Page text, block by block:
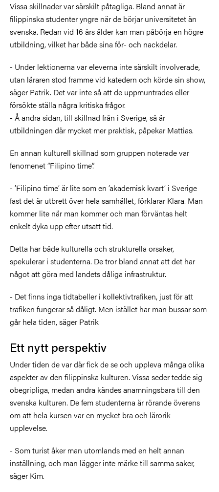
Vissa skillnader var särskilt påtagliga. Bland annat är
filippinska studenter yngre när de börjar universitetet än
svenska. Redan vid 16 års ålder kan man påbörja en högre
utbildning, vilket har både sina för- och nackdelar.
- Under lektionerna var eleverna inte särskilt involverade,
utan läraren stod framme vid katedern och körde sin show,
säger Patrik. Det var inte så att de uppmuntrades eller
försökte ställa några kritiska frågor.
- Å andra sidan, till skillnad från i Sverige, så är
utbildningen där mycket mer praktisk, påpekar Mattias.
En annan kulturell skillnad som gruppen noterade var
fenomenet ”Filipino time”.
- ’Filipino time’ är lite som en ’akademisk kvart’ i Sverige
fast det är utbrett över hela samhället, förklarar Klara. Man
kommer lite när man kommer och man förväntas helt
enkelt dyka upp efter utsatt tid.
Detta har både kulturella och strukturella orsaker,
spekulerar i studenterna. De tror bland annat att det har
något att göra med landets dåliga infrastruktur.
- Det finns inga tidtabeller i kollektivtrafiken, just för att
trafiken fungerar så dåligt. Men istället har man bussar som
går hela tiden, säger Patrik
Ett nytt perspektiv
Under tiden de var där fick de se och uppleva många olika
aspekter av den filippinska kulturen. Vissa seder tedde sig
obegripliga, medan andra kändes anamningsbara till den
svenska kulturen. De fem studenterna är rörande överens
om att hela kursen var en mycket bra och lärorik
upplevelse.
- Som turist åker man utomlands med en helt annan
inställning, och man lägger inte märke till samma saker,
säger Kim.